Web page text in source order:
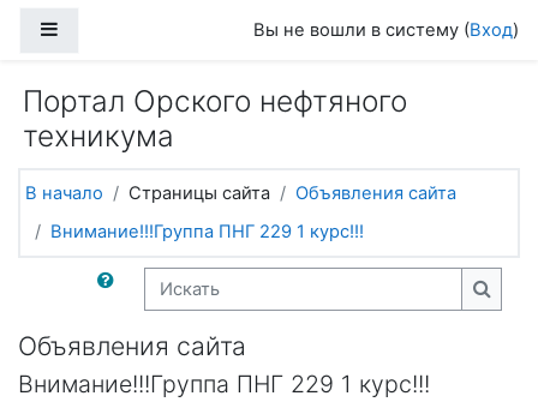
Вы не вошли в систему (Вход)
Портал Орского нефтяного
техникума
В начало Страницы сайта
Объявления сайта
Внимание!!!Группа ПНГ 229 1 курс!!!
Искать
Объявления сайта
Внимание!!!Группа ПНГ 229 1 курс!!!